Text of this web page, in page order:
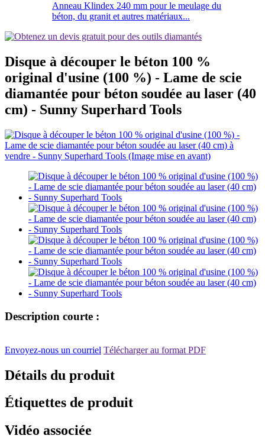
Anneau Klindex 240 mm pour le meulage du
béton, du granit et autres matériaux...
Disque à découper le béton 100 %
original d'usine (100 %) - Lame de scie
diamantée pour béton soudée au laser (40
cm) - Sunny Superhard Tools
Description courte :
Envoyez-nous un courriel Télécharger au format PDF
Détails du produit
Étiquettes de produit
Vidéo associée